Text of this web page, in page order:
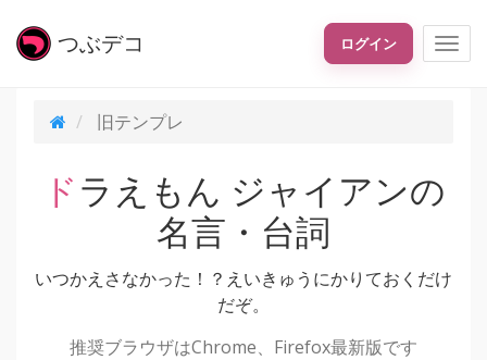
つぶデコ ログイン
旧テンプレ
ドラえもん ジャイアンの
名言・台詞
いつかえさなかった！？えいきゅうにかりておくだけ
だぞ。
推奨ブラウザはChrome、Firefox最新版です